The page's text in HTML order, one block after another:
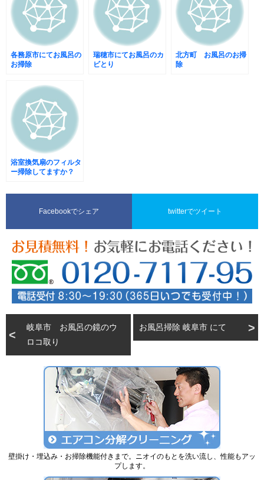
各務原市にてお風呂の
お掃除
瑞穂市にてお風呂のカ
ビとり
北方町 お風呂のお掃
除
浴室換気扇のフィルタ
ー掃除してますか？
Facebookでシェア twitterでツイート
岐阜市 お風呂の鏡のウ
ロコ取り
お風呂掃除 岐阜市 にて
壁掛け・埋込み・お掃除機能付きまで。ニオイのもとを洗い流し、性能もアッ
プします。